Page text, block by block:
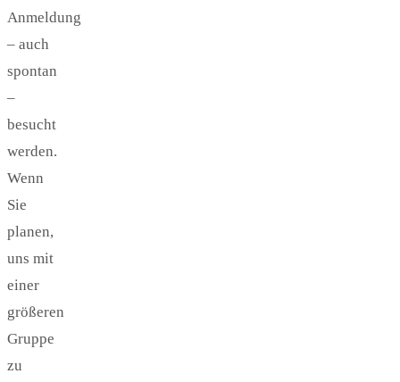
Anmeldung
– auch
spontan
–
besucht
werden.
Wenn
Sie
planen,
uns mit
einer
größeren
Gruppe
zu